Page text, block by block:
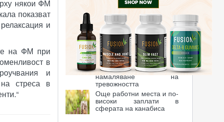
някои ФМ
показват
и
на ФМ при
в
и
стреса в
Канабис по будките в
Белгия
Канабидиолът помага за
възстановяването от
хроничен стрес и
намаляване на
тревожността
Още работни места и по-
високи заплати в
сферата на канабиса